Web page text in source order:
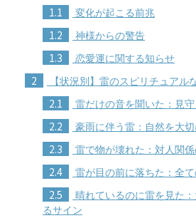
1.1 変化が起こる前兆
1.2 神様からの警告
1.3 恋愛運に関する知らせ
2 【状況別】雷のスピリチュアル
2.1 雷だけの音を聞いた：見
2.2 豪雨に伴う雷：自然を大
2.3 雷で物が壊れた：対人関
2.4 雷が目の前に落ちた：全
2.5
晴れているのに雷を見た
るサイン